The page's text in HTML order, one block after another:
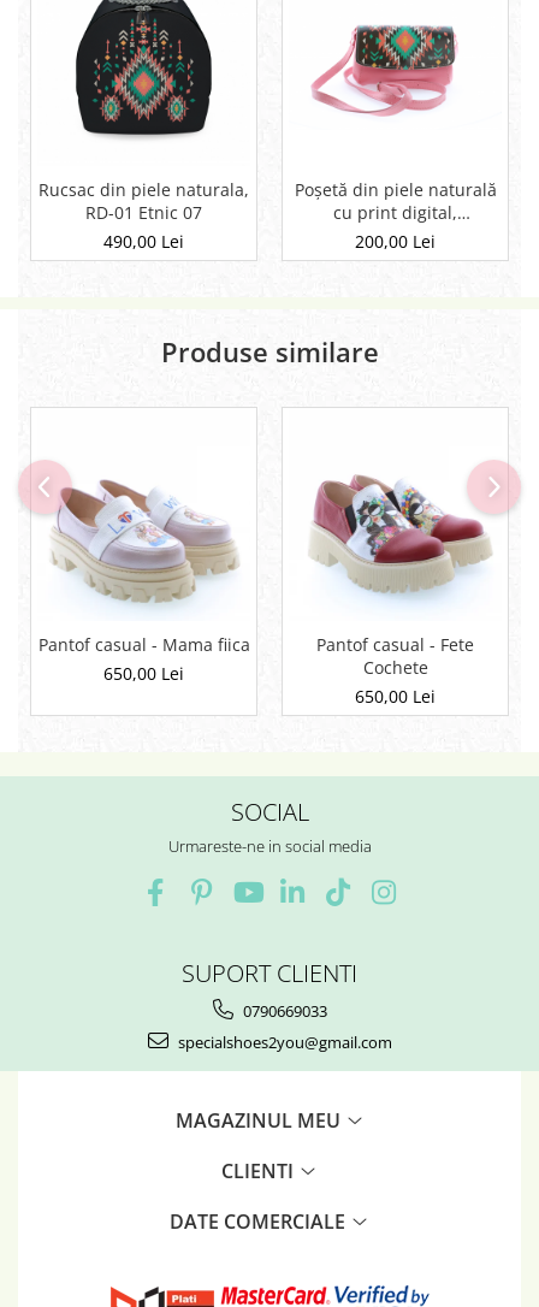
Rucsac din piele naturala,
RD-01 Etnic 07
490,00 Lei
Poșetă din piele naturală
cu print digital,
m20_mini_etnic39
200,00 Lei
Produse similare
Pantof casual - Mama fiica
650,00 Lei
Pantof casual - Fete
Cochete
650,00 Lei
SOCIAL
Urmareste-ne in social media
SUPORT CLIENTI
0790669033
specialshoes2you@gmail.com
MAGAZINUL MEU
CLIENTI
DATE COMERCIALE